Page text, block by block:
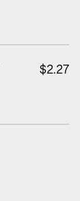
$2.27